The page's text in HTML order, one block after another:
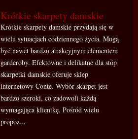
Krótkie skarpety damskie
Krótkie skarpety damskie przydają się w
wielu sytuacjach codziennego życia. Mogą
być nawet bardzo atrakcyjnym elementem
garderoby. Efektowne i delikatne dla stóp
skarpetki damskie oferuje sklep
internetowy Conte. Wybór skarpet jest
bardzo szeroki, co zadowoli każdą
wymagająca klientkę. Pośród wielu
propoz...